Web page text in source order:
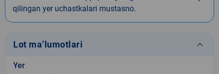
qilingan yer uchastkalari mustasno.
Lot ma’lumotlari keyboard_arrow_down
Yer